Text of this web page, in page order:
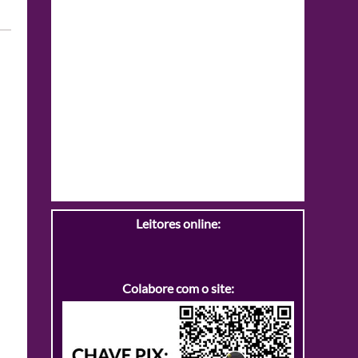
Leitores online:
Colabore com o site: